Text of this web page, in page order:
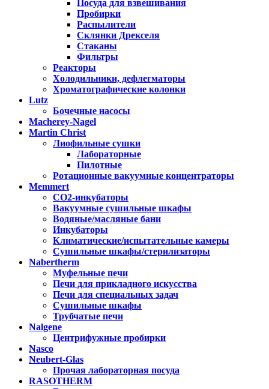
Посуда для взвешивания
Пробирки
Распылители
Склянки Дрекселя
Стаканы
Фильтры
Реакторы
Холодильники, дефлегматоры
Хроматографические колонки
Lutz
Бочечные насосы
Macherey-Nagel
Martin Christ
Лиофильные сушки
Лабораторные
Пилотные
Ротационные вакуумные концентраторы
Memmert
CO2-инкубаторы
Вакуумные сушильные шкафы
Водяные/масляные бани
Инкубаторы
Климатические/испытательные камеры
Сушильные шкафы/стерилизаторы
Nabertherm
Муфельные печи
Печи для прикладного искусства
Печи для специальных задач
Сушильные шкафы
Трубчатые печи
Nalgene
Центрифужные пробирки
Nasco
Neubert-Glas
Прочая лабораторная посуда
RASOTHERM